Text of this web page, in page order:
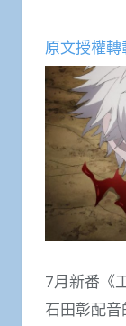
原文授權
7月新番《
石田彰配